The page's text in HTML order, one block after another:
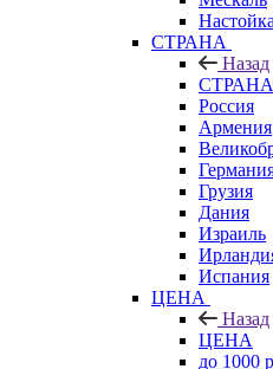
Настойка
СТРАНА
Назад
СТРАНА
Россия
Армения
Грузия
Дания
Израиль
Испания
ЦЕНА
Назад
ЦЕНА
до 1000